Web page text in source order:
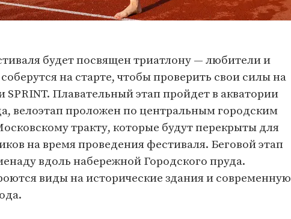
будет посвящен триатлону — любители и
на старте, чтобы проверить свои силы на
SPRINT. Плавательный этап пройдет в акватории
велоэтап проложен по центральным городским
тракту, которые будут перекрыты для
на время проведения фестиваля. Беговой этап
вдоль набережной Городского пруда.
виды на исторические здания и современную